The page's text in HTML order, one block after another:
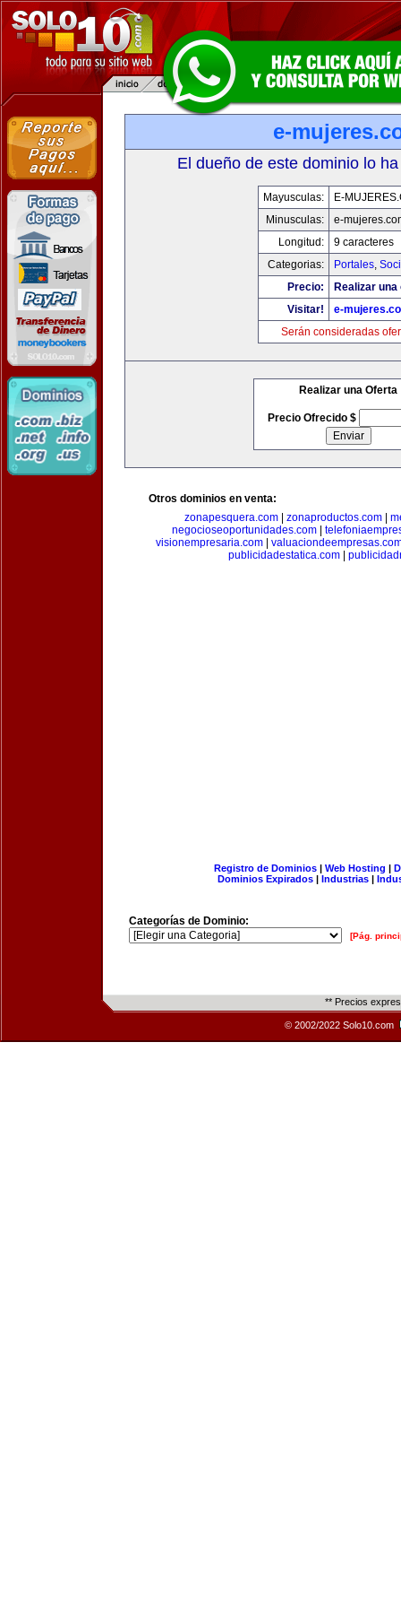
e-
El dueño de este dominio lo
Mayusculas:
E-
Minusculas:
e-
Longitud:
9 caracteres
Categorias:
Portales,
Precio:
Realizar
Visitar!
e-
Serán consideradas
Realizar una Oferta
Precio Ofrecido $
Otros dominios en venta:
zonapesquera.com| zonaproductos.com|
negocioseoportunidades.com
visionempresaria.com
publicidadestatica.com
Registro de Dominios| Web Hosting |
Dominios Expirados | Industrias |
Categorías de Dominio:
[Pág.
** Precios
© 2002/2022 Solo10.com